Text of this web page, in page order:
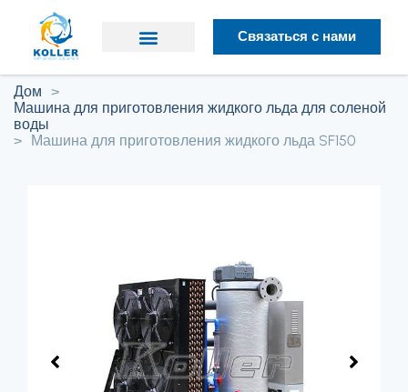
Связаться с нами
Дом >
Машина для приготовления жидкого льда для соленой
воды
> Машина для приготовления жидкого льда SF150